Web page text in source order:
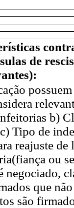
de
b)
Tipo de
reajuste
ou
negociado,
que
são